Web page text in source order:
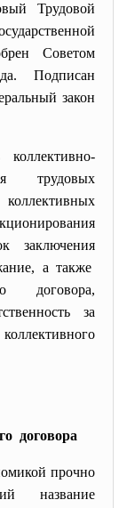
Трудовой
Советом
Подписан
закон
коллективно-
трудовых
заключения
а также
договора,
за
договора
прочно
название